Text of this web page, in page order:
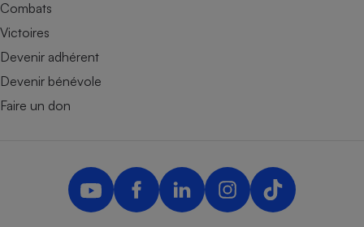
Combats
Victoires
Devenir adhérent
Devenir bénévole
Faire un don